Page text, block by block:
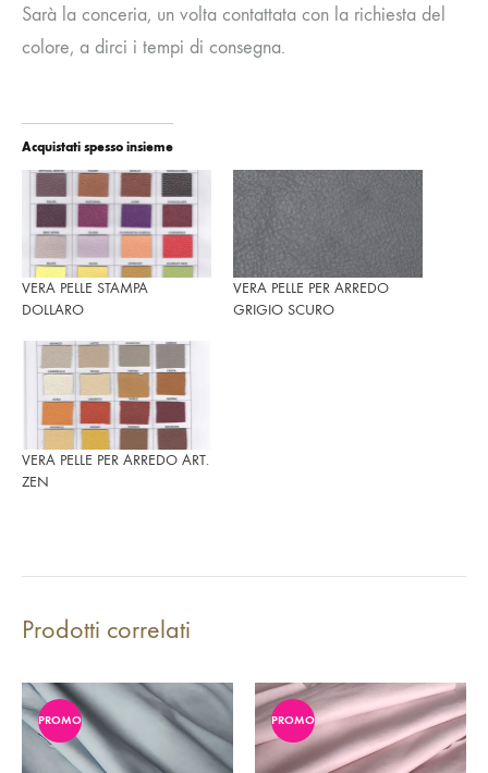
Sarà la conceria, un volta contattata con la richiesta del
colore, a dirci i tempi di consegna.
Acquistati spesso insieme
VERA PELLE STAMPA
DOLLARO
VERA PELLE PER ARREDO
GRIGIO SCURO
VERA PELLE PER ARREDO ART.
ZEN
Prodotti correlati
PROMO PROMO